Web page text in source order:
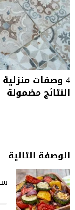
4 وصفات
النتائج مضمونة
الوصفة التالية